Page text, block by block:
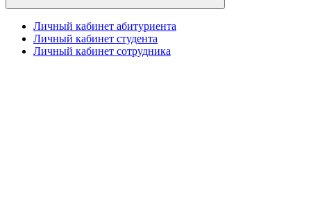
Личный кабинет абитуриента
Личный кабинет студента
Личный кабинет сотрудника